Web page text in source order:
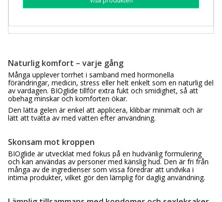
Naturlig komfort – varje gång
Många upplever torrhet i samband med hormonella
förändringar, medicin, stress eller helt enkelt som en naturlig del
av vardagen. BIOglide tillför extra fukt och smidighet, så att
obehag minskar och komforten ökar.
Den lätta gelen är enkel att applicera, klibbar minimalt och är
lätt att tvätta av med vatten efter användning.
Skonsam mot kroppen
BIOglide är utvecklat med fokus på en hudvänlig formulering
och kan användas av personer med känslig hud. Den är fri från
många av de ingredienser som vissa föredrar att undvika i
intima produkter, vilket gör den lämplig för daglig användning.